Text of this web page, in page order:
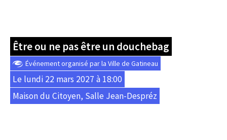
Être ou ne pas être un douchebag
Événement organisé par la Ville de Gatineau
Le lundi 22 mars 2027 à 18:00
Maison du Citoyen, Salle Jean-Despréz